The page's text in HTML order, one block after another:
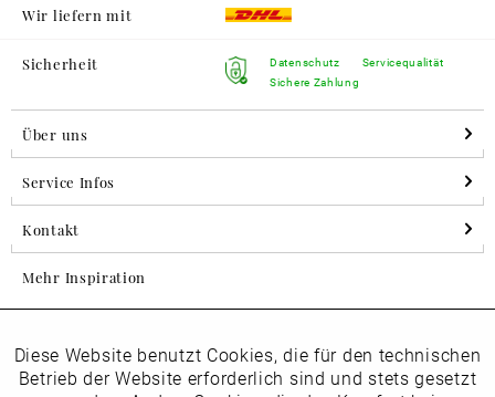
Wir liefern mit
Sicherheit
Datenschutz
Sichere Zahlung
Servicequalität
Über uns
Service Infos
Kontakt
Mehr Inspiration
Folgen Sie uns auf Instagram
horsch_schuhe
Funktionale Aktiv
Diese Website benutzt Cookies, die für den technischen
Betrieb der Website erforderlich sind und stets gesetzt